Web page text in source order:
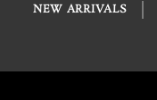
NEW ARRIVALS